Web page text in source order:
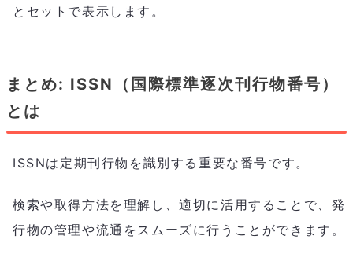
とセットで表示します。
まとめ: ISSN（国際標準逐次刊行物番号）
とは
ISSNは定期刊行物を識別する重要な番号です。
検索や取得方法を理解し、適切に活用することで、発
行物の管理や流通をスムーズに行うことができます。